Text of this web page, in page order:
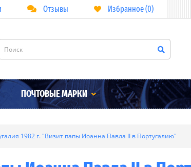
Отзывы Избранное (0)
ПОЧТОВЫЕ МАРКИ
1982 г. "Визит папы Иоанна Павла II в Португалию"